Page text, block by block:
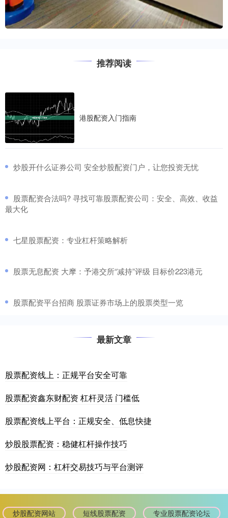
推荐阅读
港股配资入门指南
​炒股开什么证券公司 安全炒股配资门户，让您投资无忧
​股票配资合法吗? 寻找可靠股票配资公司：安全、高效、收益
最大化
​七星股票配资：专业杠杆策略解析
​股票无息配资 大摩：予港交所“减持”评级 目标价223港元
​股票配资平台招商 股票证券市场上的股票类型一览
最新文章
股票配资线上：正规平台安全可靠
股票配资鑫东财配资 杠杆灵活 门槛低
股票配资线上平台：正规安全、低息快捷
炒股股票配资：稳健杠杆操作技巧
炒股配资网：杠杆交易技巧与平台测评
炒股配资网站 短线股票配资 专业股票配资论坛